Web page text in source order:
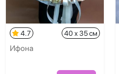
4.7 40 x 35 см
Ифона